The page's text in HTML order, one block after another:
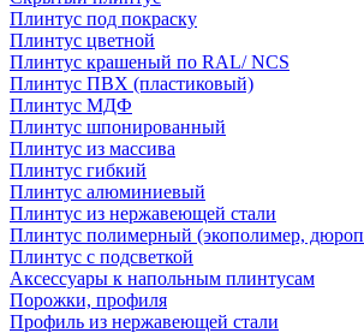
Плинтус под покраску
Плинтус цветной
Плинтус крашеный по RAL/ NCS
Плинтус ПВХ (пластиковый)
Плинтус МДФ
Плинтус шпонированный
Плинтус из массива
Плинтус гибкий
Плинтус алюминиевый
Плинтус из нержавеющей стали
Плинтус полимерный (экополимер,
Плинтус с подсветкой
Аксессуары к напольным плинтусам
Порожки, профиля
Профиль из нержавеющей стали